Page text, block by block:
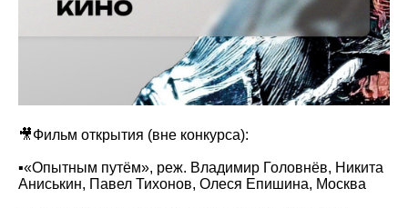
🎥Фильм открытия (вне конкурса):
▪️«‎Опытным путём», реж. Владимир Головнёв, Никита
Аниськин, Павел Тихонов, Олеся Епишина, Москва